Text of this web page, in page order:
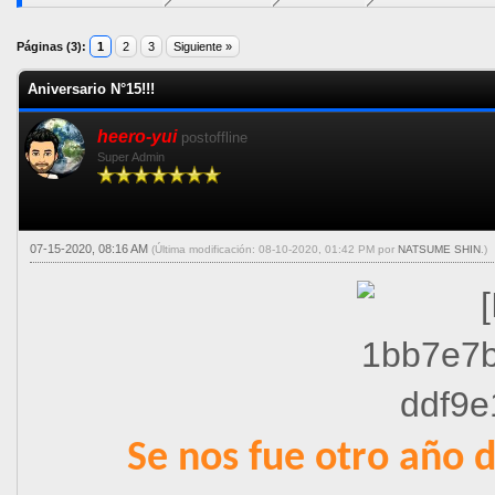
Páginas (3): 1 2 3 Siguiente »
Aniversario N°15!!!
heero-yui postoffline
Super Admin
07-15-2020, 08:16 AM (Última modificación: 08-10-2020, 01:42 PM por NATSUME SHIN .)
Se nos fue otro año